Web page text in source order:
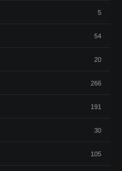
5
54
20
266
191
30
105